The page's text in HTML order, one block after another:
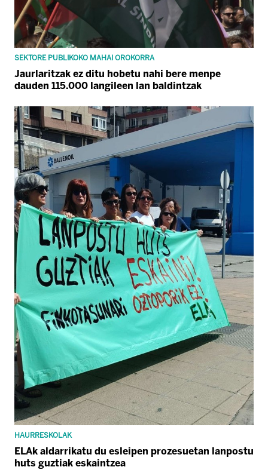
SEKTORE PUBLIKOKO MAHAI OROKORRA
Jaurlaritzak ez ditu hobetu nahi bere menpe
dauden 115.000 langileen lan baldintzak
HAURRESKOLAK
ELAk aldarrikatu du esleipen prozesuetan lanpostu
huts guztiak eskaintzea